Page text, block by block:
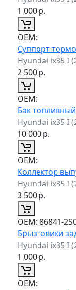
1 000р.
ОЕМ:
Суппорт
Hyundai ix35 I
2 500р.
ОЕМ:
Бак топливный
Hyundai ix35 I
10 000р.
ОЕМ:
Коллектор
Hyundai ix35 I
3 500р.
ОЕМ: 86841-
Брызговики
Hyundai ix35 I
1 000р.
ОЕМ: